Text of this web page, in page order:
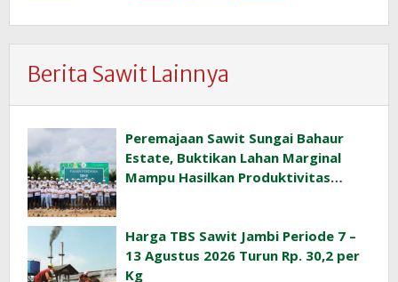
Berita Sawit Lainnya
Peremajaan Sawit Sungai Bahaur
Estate, Buktikan Lahan Marginal
Mampu Hasilkan Produktivitas
Harga TBS Sawit Jambi Periode 7 –
13 Agustus 2026 Turun Rp. 30,2 per
Kg